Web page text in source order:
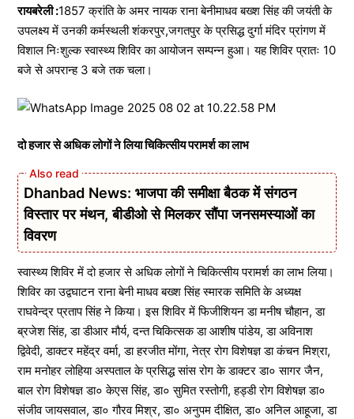
रायबरेली :1857 क्रांति के अमर नायक राना बेनीमाधव बख्श सिंह की जयंती के
उपलक्ष्य में उनकी कर्मस्थली शंकरपुर,जगतपुर के प्रसिद्ध दुर्गा मंदिर प्रांगण में
विशाल निःशुल्क स्वास्थ्य शिविर का आयोजन सम्पन्न हुआ। यह शिविर प्रातः 10
बजे से अपरान्ह 3 बजे तक चला।
दो हजार से अधिक लोगों ने लिया चिकित्सीय परामर्श का लाभ
Dhanbad News: भाजपा की समीक्षा बैठक में संगठन
विस्तार पर मंथन, बीडीओ से मिलकर सौंपा जनसमस्याओं का
विवरण
स्वास्थ्य शिविर में दो हजार से अधिक लोगों ने चिकित्सीय परामर्श का लाभ लिया।
शिविर का उद्वघाटन राना बेनी माधव बख्श सिंह स्मारक समिति के अध्यक्ष
राघवेन्द्र प्रताप सिंह ने किया। इस शिविर में फिजीशियन डा मनीष चौहान, डा
ब्रजेश सिंह, डा डीआर मौर्य, दन्त चिकित्सक डा आशीष पांडेय, डा अविनाश
द्विवेदी, डाक्टर महेंद्र वर्मा, डा हरजीत मोंगा, नेत्र रोग विशेषज्ञ डा कंचन मिश्रा,
राम मनोहर लोहिया अस्पताल के प्रसिद्ध सांस रोग के डाक्टर डा० सागर जैन,
बाल रोग विशेषज्ञ डा० केएस सिंह, डा० सुमित रस्तोगी, हड्डी रोग विशेषज्ञ डा०
संजीव जायसवाल, डा० गौरव मिश्र, डा० अनुपम दीक्षित, डा० अनिल आहूजा, डा